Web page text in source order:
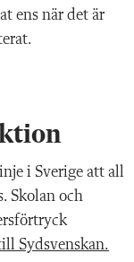
ens när det är
i Sverige att all
Skolan och
Sydsvenskan.